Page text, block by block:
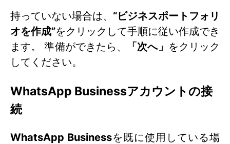
持っていない場合は、 “ビジネスポートフォリ
オを作成”をクリックして手順に従い作成でき
ます。 準備ができたら、
「次へ」 をクリック
してください。
WhatsApp Businessアカウントの接
続
WhatsApp Businessを既に使用している場